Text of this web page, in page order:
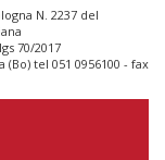
N. 2237 del
70/2017
tel 051 0956100 - fax